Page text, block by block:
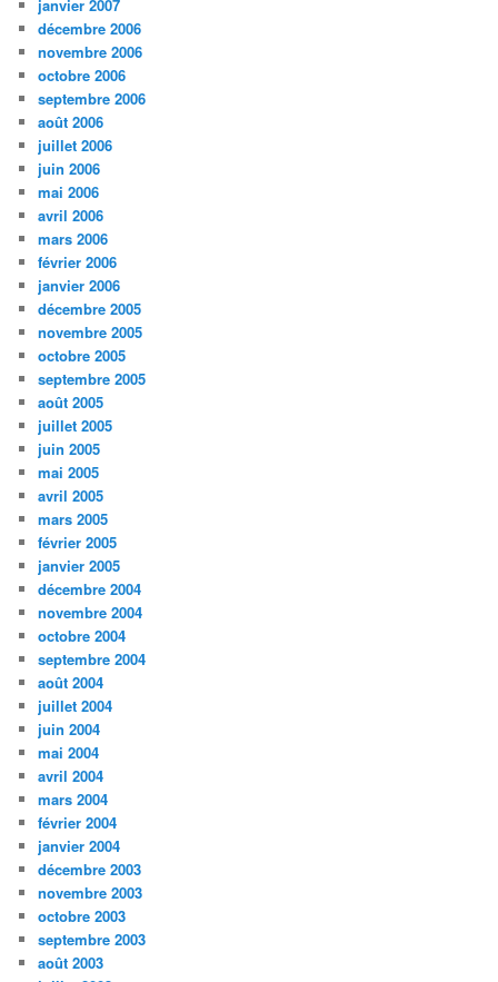
janvier 2007
décembre 2006
novembre 2006
octobre 2006
septembre 2006
août 2006
juillet 2006
juin 2006
mai 2006
avril 2006
mars 2006
février 2006
janvier 2006
décembre 2005
novembre 2005
octobre 2005
septembre 2005
août 2005
juillet 2005
juin 2005
mai 2005
avril 2005
mars 2005
février 2005
janvier 2005
décembre 2004
novembre 2004
octobre 2004
septembre 2004
août 2004
juillet 2004
juin 2004
mai 2004
avril 2004
mars 2004
février 2004
janvier 2004
décembre 2003
novembre 2003
octobre 2003
septembre 2003
août 2003